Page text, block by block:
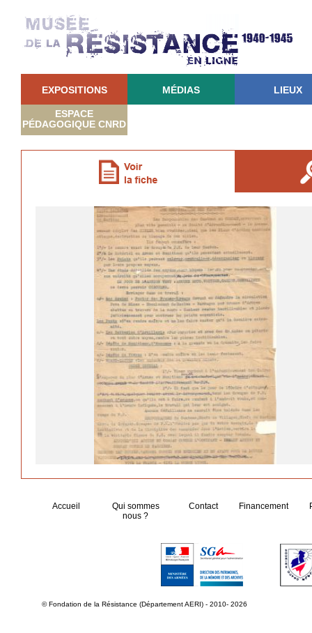
EXPOSITIONS MÉDIAS LIEUX
ESPACE
PÉDAGOGIQUE CNRD
Accueil
Qui sommes
nous ?
Contact Financement
© Fondation de la Résistance (Département AERI) - 2010- 2026